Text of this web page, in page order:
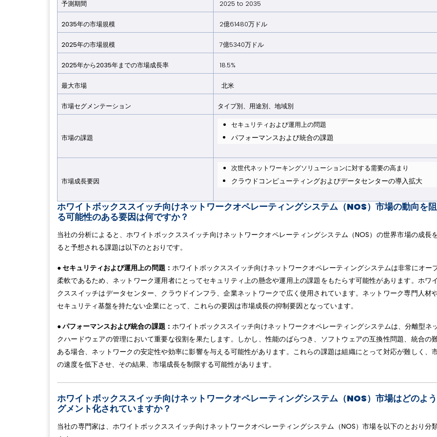
予測期間 2025 to 2035
2035年の市場規模 2億61480万ドル
2025年の市場規模 7億5340万ドル
2025年から2035年までの市場成長率 18.5%
最大市場 北米
市場セグメンテーション タイプ別、用途別、地域別
市場の課題
セキュリティおよび運用上の問題
パフォーマンスおよび統合の課題
市場成長要因​​​​​​​
次世代ネットワーキングソリューションに対する需要の高まり
クラウドコンピューティングおよびデータセンターの導入拡大
ホワイトボックススイッチ向けネットワークオペレーティングシステム（NOS）市場の動向を
る可能性のある要因は何ですか？
当社の分析によると、ホワイトボックススイッチ向けネットワークオペレーティングシステム（NOS）の世界市場の成長
ると予想される課題は以下のとおりです。
● セキュリティおよび運用上の問題： ホワイトボックススイッチ向けネットワークオペレーティングシステムは非常にオー
柔軟であるため、ネットワーク運用者にとってセキュリティ上の懸念や運用上の課題をもたらす可能性があります。ホワ
クススイッチはデータセンター、クラウドインフラ、企業ネットワークで広く使用されています。ネットワーク専門人材
セキュリティ基盤を持たない企業にとって、これらの要因は市場成長の抑制要因となっています。
● パフォーマンスおよび統合の課題： ホワイトボックススイッチ向けネットワークオペレーティングシステムは、分離型ネ
クハードウェアの管理において重要な役割を果たします。しかし、性能のばらつき、ソフトウェアの互換性問題、統合の
ある場合、ネットワークの安定性や効率に影響を与える可能性があります。これらの課題は組織にとって対応が難しく、
の速度を低下させ、その結果、市場成長を制限する可能性があります。
ホワイトボックススイッチ向けネットワークオペレーティングシステム（NOS）市場はどのよ
グメント化されていますか？
当社の専門家は、ホワイトボックススイッチ向けネットワークオペレーティングシステム（NOS）市場を以下のとおり分